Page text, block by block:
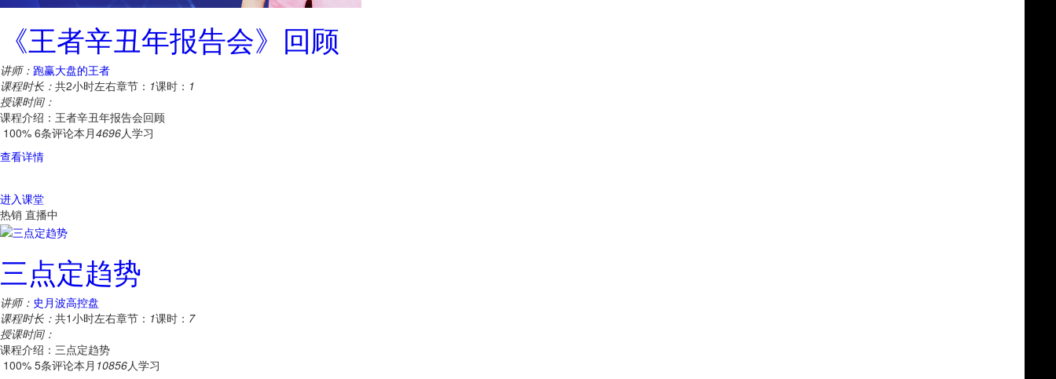
《王者辛丑年报告会》回顾
讲师： 跑赢大盘的王者
课程时长： 共2小时左右章节： 1课时： 1
授课时间：
课程介绍：王者辛丑年报告会回顾
100% 6条评论本月4696人学习
查看详情
进入课堂
热销 直播中
三点定趋势
讲师： 史月波高控盘
课程时长： 共1小时左右章节： 1课时： 7
授课时间：
课程介绍：三点定趋势
100% 5条评论本月 10856人学习